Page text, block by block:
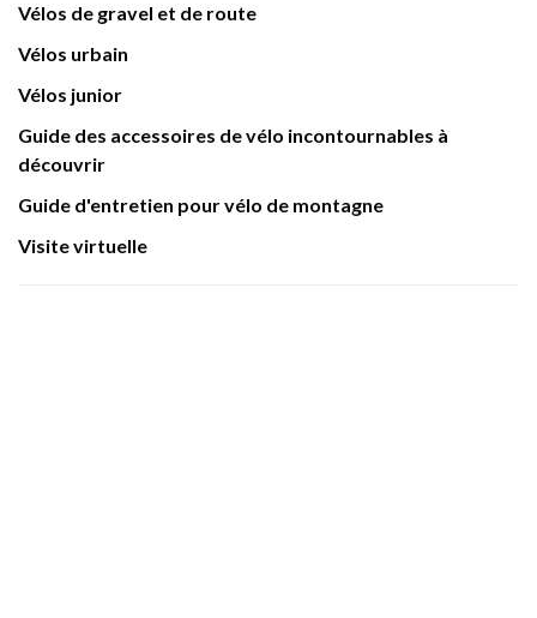
Vélos de gravel et de route
Vélos urbain
Vélos junior
Guide des accessoires de vélo incontournables à
découvrir
Guide d'entretien pour vélo de montagne
Visite virtuelle